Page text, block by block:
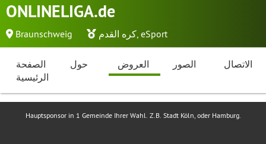
ONLINELIGA.de
Braunschweig كره القدم, eSport
الصفحة
الرئيسية
حول العروض الصور الاتصال
Hauptsponsor in 1 Gemeinde Ihrer Wahl. Z.B. Stadt Köln, oder Hamburg.